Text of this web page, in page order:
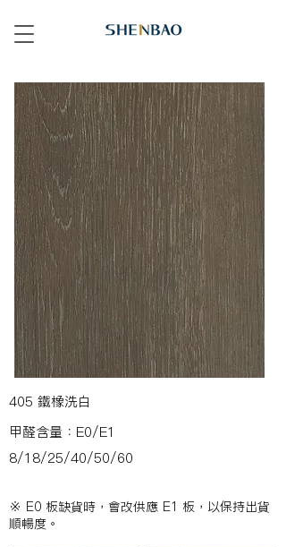
405 鐵橡洗白 Oak Rovere 405
405 鐵橡洗白
甲醛含量：E0/E1
8/18/25/40/50/60
※ E0 板缺貨時，會改供應 E1 板，以保持出貨
順暢度。